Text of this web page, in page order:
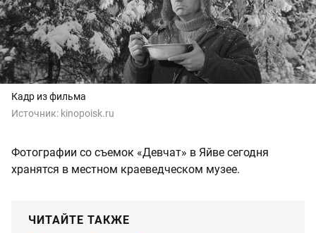
Кадр из фильма
Источник: kinopoisk.ru
Фотографии со съемок «Девчат» в Яйве сегодня
хранятся в местном краеведческом музее.
ЧИТАЙТЕ ТАКЖЕ